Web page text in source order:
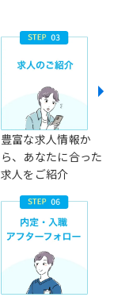
豊富な求人情報か
ら、あなたに合った
求人をご紹介